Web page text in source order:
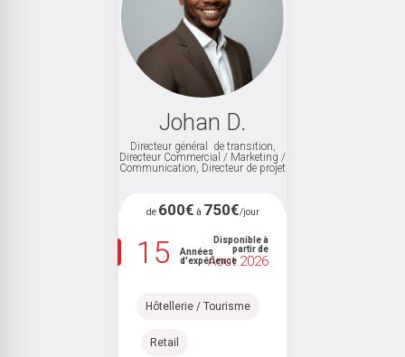
Johan D.
Directeur général de transition,
Directeur Commercial / Marketing /
Communication, Directeur de projet
de 600€ à 750€/jour
15
Années
d'expérience
Disponible à
partir de
Aout 2026
Hôtellerie / Tourisme
Retail